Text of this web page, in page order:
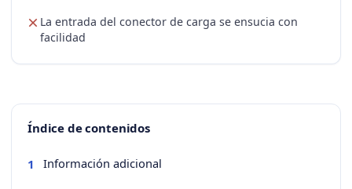
La entrada del conector de carga se ensucia con
facilidad
Índice de contenidos
1 Información adicional